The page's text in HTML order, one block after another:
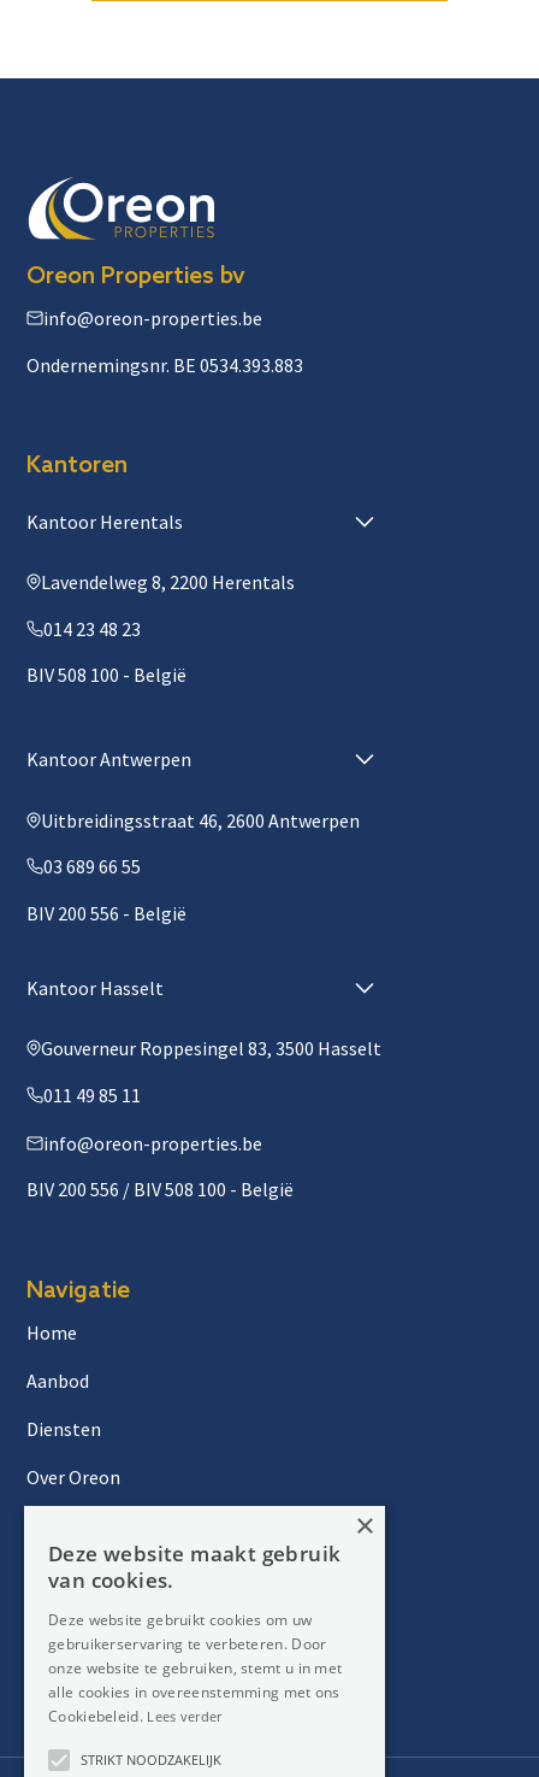
Oreon Properties bv
info@oreon-properties.be
Ondernemingsnr. BE 0534.393.883
Kantoren
Kantoor Herentals
Lavendelweg 8, 2200 Herentals
014 23 48 23
BIV 508 100 - België
Kantoor Antwerpen
Uitbreidingsstraat 46, 2600 Antwerpen
03 689 66 55
BIV 200 556 - België
Kantoor Hasselt
Gouverneur Roppesingel 83, 3500 Hasselt
011 49 85 11
info@oreon-properties.be
BIV 200 556 / BIV 508 100 - België
Navigatie
Home
Aanbod
Diensten
Over Oreon
Contact
Nieuwsbrief
×
Deze website maakt gebruik
van cookies.
Deze website gebruikt cookies om uw
gebruikerservaring te verbeteren. Door
onze website te gebruiken, stemt u in met
alle cookies in overeenstemming met ons
Cookiebeleid. Lees verder
STRIKT NOODZAKELIJK